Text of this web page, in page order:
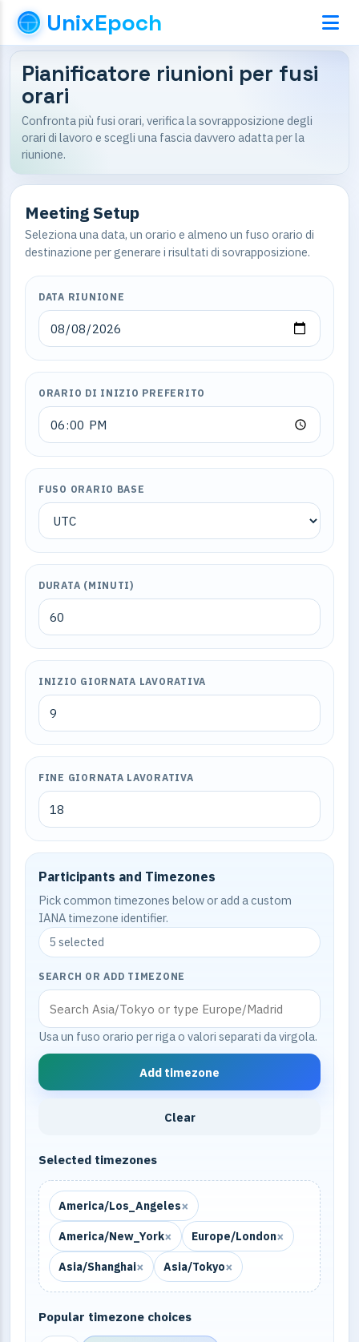
UnixEpoch
Pianificatore riunioni per fusi
orari
Confronta più fusi orari, verifica la sovrapposizione degli
orari di lavoro e scegli una fascia davvero adatta per la
riunione.
Meeting Setup
Seleziona una data, un orario e almeno un fuso orario di
destinazione per generare i risultati di sovrapposizione.
DATA RIUNIONE
ORARIO DI INIZIO PREFERITO
FUSO ORARIO BASE
DURATA (MINUTI)
INIZIO GIORNATA LAVORATIVA
FINE GIORNATA LAVORATIVA
Participants and Timezones
Pick common timezones below or add a custom
IANA timezone identifier.
5 selected
SEARCH OR ADD TIMEZONE
Usa un fuso orario per riga o valori separati da virgola.
Add timezone
Clear
Selected timezones
America/Los_Angeles×
America/New_York× Europe/London×
Asia/Shanghai× Asia/Tokyo×
Popular timezone choices